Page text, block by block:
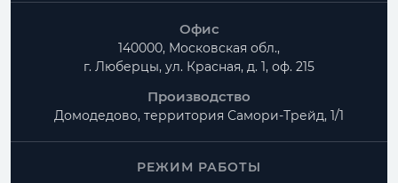
Офис
140000, Московская обл.,
г. Люберцы, ул. Красная, д. 1, оф. 215
Производство
Домодедово, территория Самори-Трейд, 1/1
РЕЖИМ РАБОТЫ